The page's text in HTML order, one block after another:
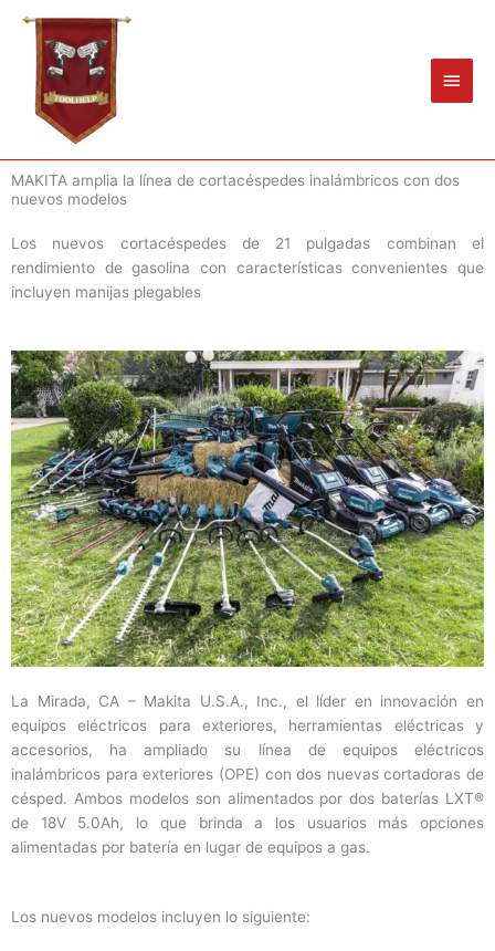
contenido
MAKITA amplia la línea de cortacéspedes inalámbricos con dos
nuevos modelos
Los nuevos cortacéspedes de 21 pulgadas combinan el
rendimiento de gasolina con características convenientes que
incluyen manijas plegables
La Mirada, CA – Makita U.S.A., Inc., el líder en innovación en
equipos eléctricos para exteriores, herramientas eléctricas y
accesorios, ha ampliado su línea de equipos eléctricos
inalámbricos para exteriores (OPE) con dos nuevas cortadoras de
césped. Ambos modelos son alimentados por dos baterías LXT®
de 18V 5.0Ah, lo que brinda a los usuarios más opciones
alimentadas por batería en lugar de equipos a gas.
Los nuevos modelos incluyen lo siguiente: